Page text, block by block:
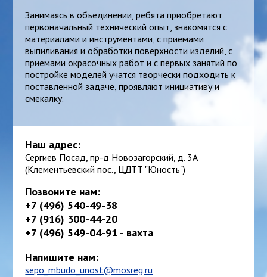
Занимаясь в объединении, ребята приобретают
первоначальный технический опыт, знакомятся с
материалами и инструментами, с приемами
выпиливания и обработки поверхности изделий, с
приемами окрасочных работ и с первых занятий по
постройке моделей учатся творчески подходить к
поставленной задаче, проявляют инициативу и
смекалку.
Наш адрес:
Сергиев Посад, пр-д Новозагорский, д. 3А
(Клементьевский пос., ЦДТТ "Юность")
Позвоните нам:
+7 (496) 540-49-38
+7 (916) 300-44-20
+7 (496) 549-04-91 - вахта
Напишите нам:
sepo_mbudo_unost@mosreg.ru